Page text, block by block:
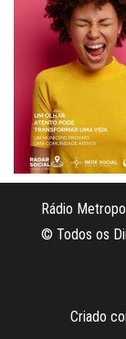
Rádio
© Todos os
Criado